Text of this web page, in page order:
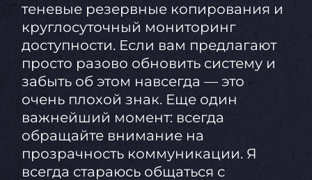
теневые резервные копирования и
круглосуточный мониторинг
доступности. Если вам предлагают
просто разово обновить систему и
забыть об этом навсегда — это
очень плохой знак. Еще один
важнейший момент: всегда
обращайте внимание на
прозрачность коммуникации. Я
всегда стараюсь общаться с